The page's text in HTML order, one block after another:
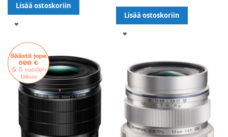
Lisää ostoskoriin
TOIVELISTALLE
Lisää ostoskoriin